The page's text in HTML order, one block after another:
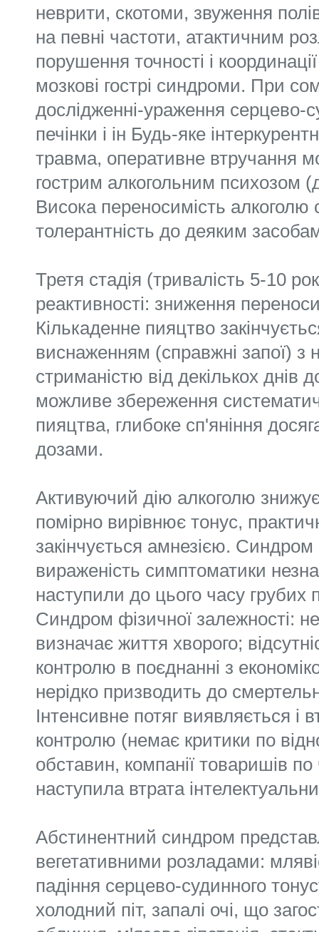
неврити, скотоми, звуження
на певні частоти, атактичним
порушення точності і
мозкові гострі синдроми. При
дослідженні-ураження серцево-
печінки і ін Будь-яке
травма, оперативне втручання
гострим алкогольним психозом
Висока переносимість алкоголю
толерантність до деяким
Третя стадія (тривалість 5-10
реактивності: зниження
Кількаденне пияцтво
виснаженням (справжні запої) з
стриманістю від декількох днів
можливе збереження
пияцтва, глибоке сп'яніння
дозами.
Активуючий дію алкоголю
помірно вирівнює тонус,
закінчується амнезією. Синдром
вираженість симптоматики
наступили до цього часу грубих
Синдром фізичної залежності:
визначає життя хворого;
контролю в поєднанні з
нерідко призводить до
Інтенсивне потяг виявляється і
контролю (немає критики по
обставин, компанії товаришів
наступила втрата
Абстинентний синдром
вегетативними розладами:
падіння серцево-судинного
холодний піт, запалі очі, що